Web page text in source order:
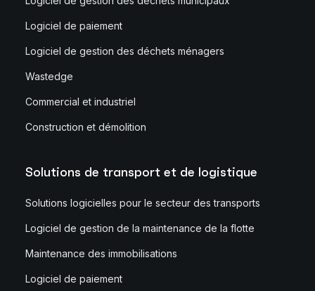
Logiciel de paiement
Logiciel de gestion des déchets ménagers
Wastedge
Commercial et industriel
Construction et démolition
Solutions de transport et de logistique
Solutions logicielles pour le secteur des transports
Logiciel de gestion de la maintenance de la flotte
Maintenance des immobilisations
Logiciel de paiement